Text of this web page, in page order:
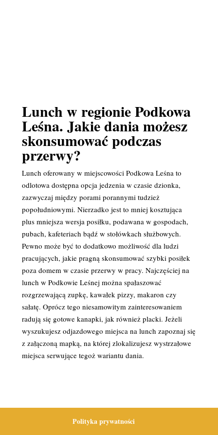
Lunch w regionie Podkowa
Leśna. Jakie dania możesz
skonsumować podczas
przerwy?
Lunch oferowany w miejscowości Podkowa Leśna to
odlotowa dostępna opcja jedzenia w czasie dzionka,
zazwyczaj między porami porannymi tudzież
popołudniowymi. Nierzadko jest to mniej kosztująca
plus mniejsza wersja posiłku, podawana w gospodach,
pubach, kafeteriach bądź w stołówkach służbowych.
Pewno może być to dodatkowo możliwość dla ludzi
pracujących, jakie pragną skonsumować szybki posiłek
poza domem w czasie przerwy w pracy. Najczęściej na
lunch w Podkowie Leśnej można spałaszować
rozgrzewającą zupkę, kawałek pizzy, makaron czy
sałatę. Oprócz tego niesamowitym zainteresowaniem
radują się gotowe kanapki, jak również placki. Jeżeli
wyszukujesz odjazdowego miejsca na lunch zapoznaj się
z załączoną mapką, na której zlokalizujesz wystrzałowe
miejsca serwujące tegoż wariantu dania.
Polityka prywatności